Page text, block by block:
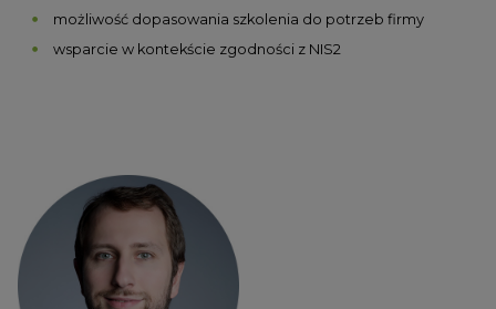
możliwość dopasowania szkolenia do potrzeb firmy
wsparcie w kontekście zgodności z NIS2